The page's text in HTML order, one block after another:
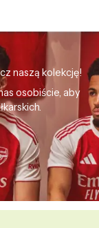
naszą kolekcję!
osobiście, aby